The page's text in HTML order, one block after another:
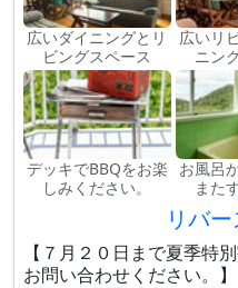
広いダイニングとリ
ビングスペース
広いリ
ニン
デッキでBBQをお楽
しみください。
お風呂
また
リバ
【７月２０日まで夏季特
お問い合わせください。】